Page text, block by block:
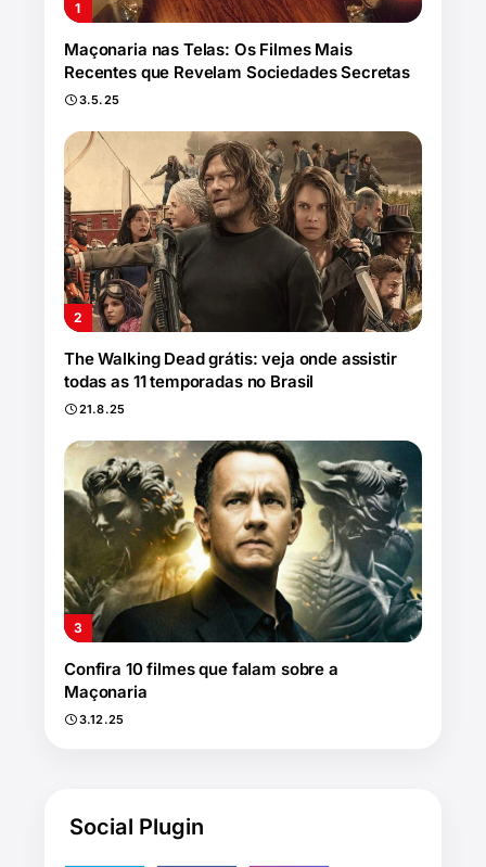
Maçonaria nas Telas: Os Filmes Mais
Recentes que Revelam Sociedades Secretas
3.5.25
The Walking Dead grátis: veja onde assistir
todas as 11 temporadas no Brasil
21.8.25
Confira 10 filmes que falam sobre a
Maçonaria
3.12.25
Social Plugin